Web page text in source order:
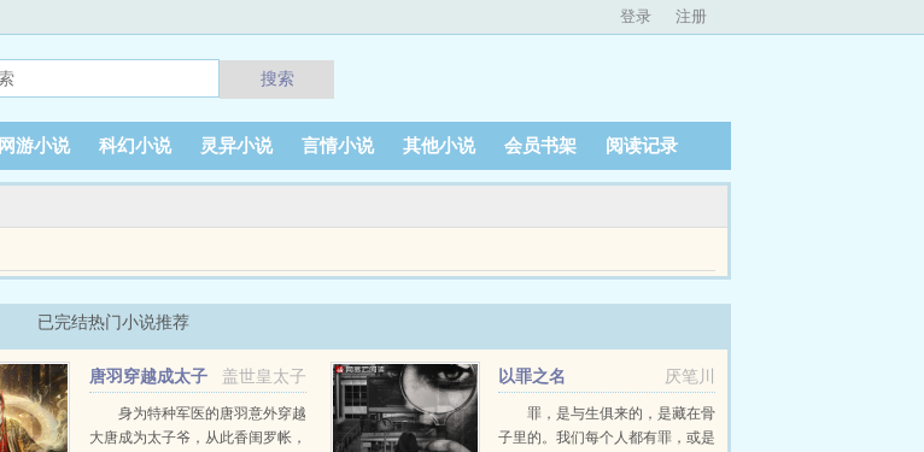
登录 注册
搜索
网游小说 科幻小说 灵异小说 言情小说 其他小说 会员书架 阅读记录
已完结热门小说推荐
盖世皇太子
唐羽穿越成太子
的小说免费阅读
身为特种军医的唐羽意外穿越
大唐成为太子爷，从此香闺罗帐，
厌笔川
以罪之名
罪，是与生俱来的，是藏在骨
子里的。我们每个人都有罪，或是